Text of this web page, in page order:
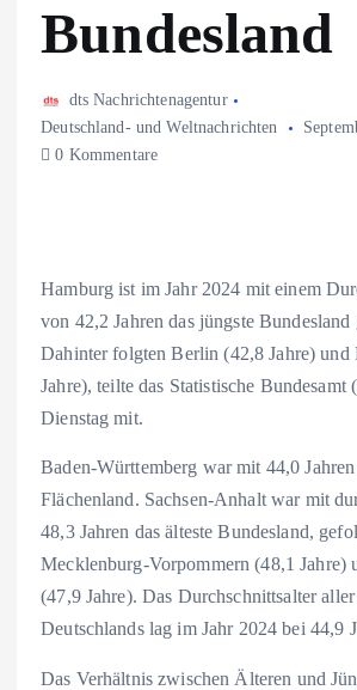
Bundesland
dts Nachrichtenagentur
Deutschland- und Weltnachrichten
0 Kommentare
Hamburg ist im Jahr 2024 mit einem
von 42,2 Jahren das jüngste Bundesland
Dahinter folgten Berlin (42,8 Jahre) und
Jahre), teilte das Statistische Bundesamt
Dienstag mit.
Baden-Württemberg war mit 44,0
Flächenland. Sachsen-Anhalt war mit
48,3 Jahren das älteste Bundesland,
Mecklenburg-Vorpommern (48,1 Jahre)
(47,9 Jahre). Das Durchschnittsalter
Deutschlands lag im Jahr 2024 bei 44,9
Das Verhältnis zwischen Älteren und